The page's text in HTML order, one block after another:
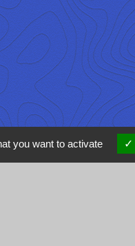
you want to activate